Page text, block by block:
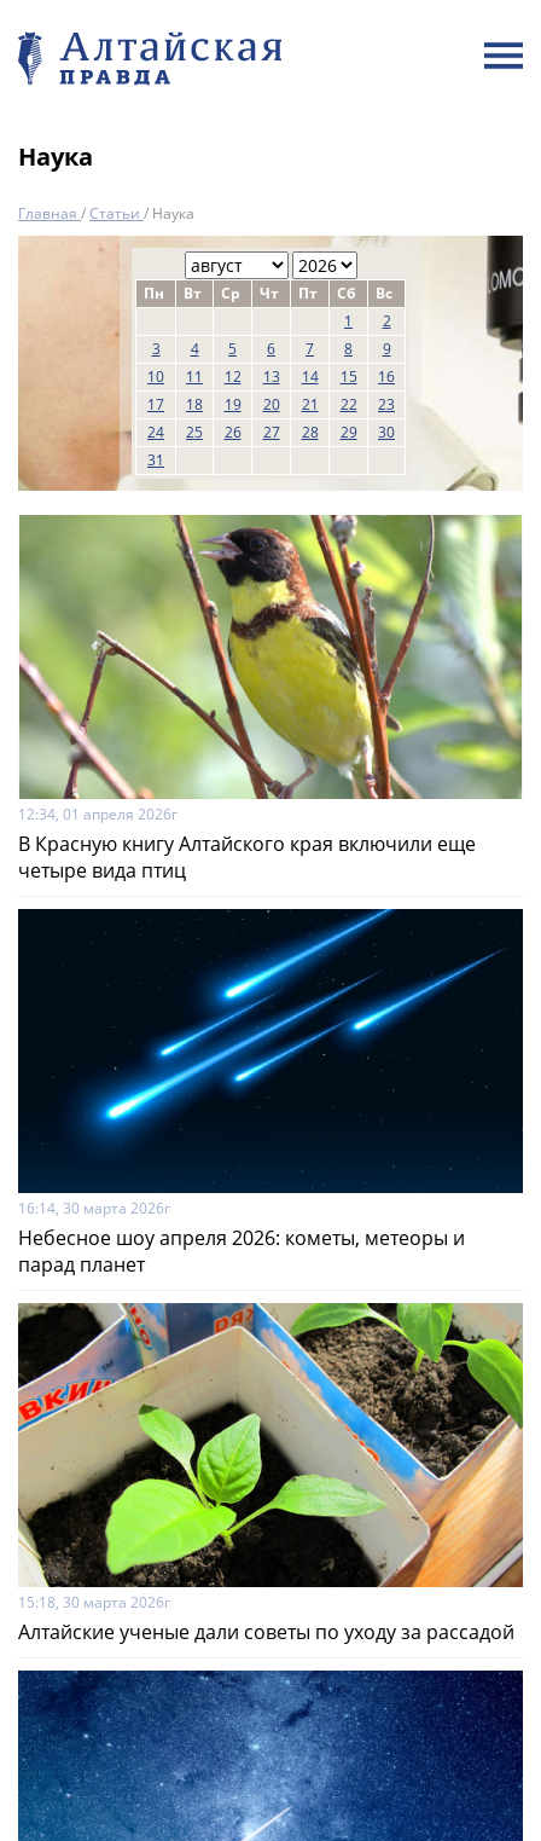
Наука
Главная /Статьи / Наука
Пн Вт Ср Чт Пт Сб
Вс
1
2
3
4 5 6 7 8
9
10
11 12 13 14 15
16
17
18 19 20 21 22
23
24
25 26 27 28 29
30
31
12:34, 01 апреля 2026г
В Красную книгу Алтайского края включили еще
четыре вида птиц
16:14, 30 марта 2026г
Небесное шоу апреля 2026: кометы, метеоры и
парад планет
15:18, 30 марта 2026г
Алтайские ученые дали советы по уходу за рассадой